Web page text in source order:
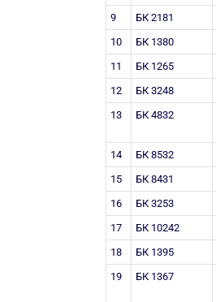
9
БК 2181
10
БК 1380
11
БК 1265
12
БК 3248
13
БК 4832
14 БК 8532
15
БК 8431
16
БК 3253
17
БК 10242
18
БК 1395
19
БК 1367